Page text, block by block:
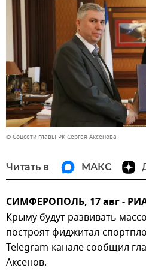
© Соцсети главы РК Сергея Аксенова
Читать в МАКС
СИМФЕРОПОЛЬ, 17 авг -
Крыму будут развивать
построят фиджитал-
Telegram-канале сообщил
Аксенов.